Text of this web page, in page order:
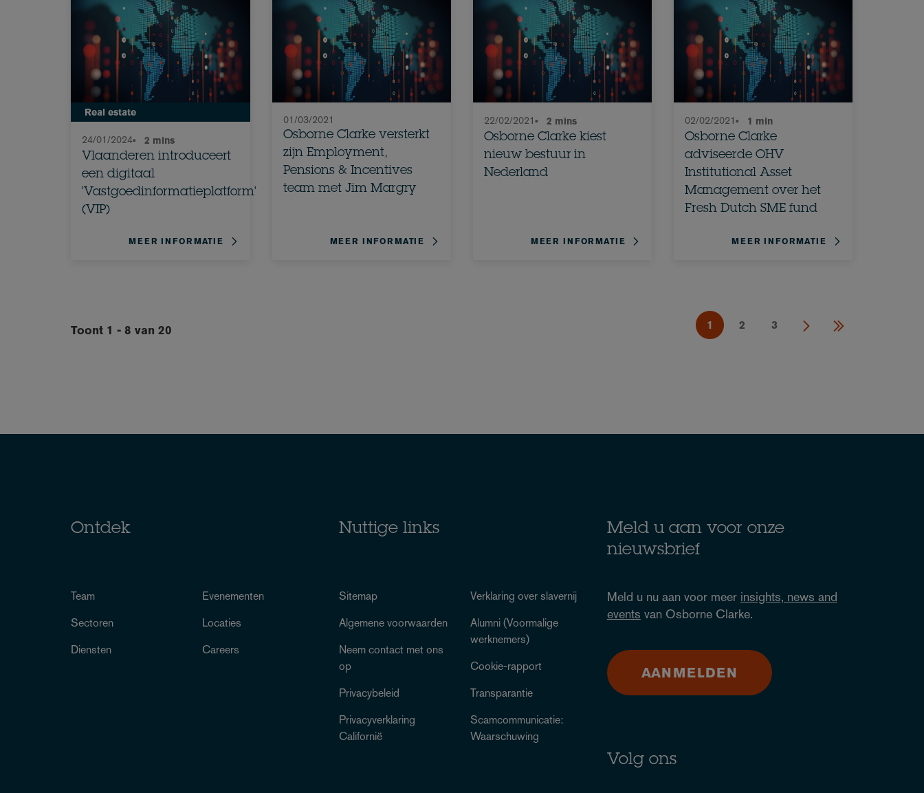
Real estate
Vlaanderen introduceert
een digitaal
'Vastgoedinformatieplatform'
(VIP)
24/01/2024• 2 mins
MEER INFORMATIE
Osborne Clarke versterkt
zijn Employment,
Pensions & Incentives
team met Jim Margry
01/03/2021
MEER INFORMATIE
Osborne Clarke kiest
nieuw bestuur in
Nederland
22/02/2021• 2 mins
MEER INFORMATIE
Osborne Clarke
adviseerde OHV
Institutional Asset
Management over het
Fresh Dutch SME fund
02/02/2021• 1 min
MEER INFORMATIE
Toont 1 - 8 van 20 1 2 3
Ontdek
Team
Sectoren
Diensten
Evenementen
Locaties
Careers
Nuttige links
Sitemap
Algemene voorwaarden
Neem contact met ons
op
Privacybeleid
Privacyverklaring
Californië
Verklaring over slavernij
Alumni (Voormalige
werknemers)
Cookie-rapport
Transparantie
Scamcommunicatie:
Waarschuwing
Meld u aan voor onze
nieuwsbrief
Meld u nu aan voor meer insights, news and
events van Osborne Clarke.
AANMELDEN
Volg ons